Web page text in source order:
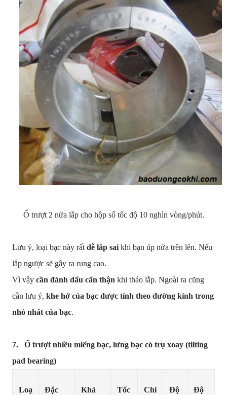
Ổ trượt 2 nửa lắp cho hộp số tốc độ 10 nghìn vòng/phút.
Lưu ý, loại bạc này rất dễ lắp sai khi bạn úp nửa trên lên. Nếu
lắp ngược sẽ gây ra rung cao.
Vì vậy cần đánh dấu cẩn thận khi tháo lắp. Ngoài ra cũng
cần lưu ý, khe hở của bạc được tính theo đường kính trong
nhỏ nhất của bạc.
7. Ổ trượt nhiều miếng bạc, lưng bạc có trụ xoay (tilting
pad bearing)
Loạ
Đặc
Khả
Tốc
Chi
Độ
Độ